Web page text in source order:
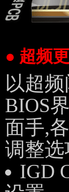
● 超频
以超
BIOS
面手,
调整
IGD